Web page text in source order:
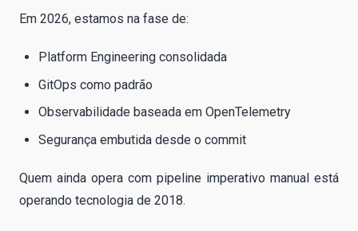
Em 2026, estamos na fase de:
Platform Engineering consolidada
GitOps como padrão
Observabilidade baseada em OpenTelemetry
Segurança embutida desde o commit
Quem ainda opera com pipeline imperativo manual está
operando tecnologia de 2018.